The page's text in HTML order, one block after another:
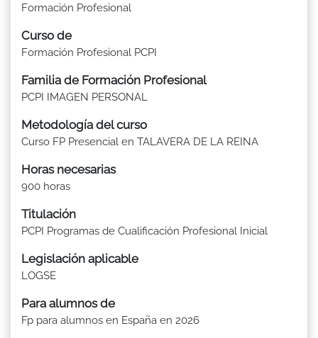
Formación Profesional
Curso de
Formación Profesional PCPI
Familia de Formación Profesional
PCPI IMAGEN PERSONAL
Metodología del curso
Curso FP Presencial en TALAVERA DE LA REINA
Horas necesarias
900 horas
Titulación
PCPI Programas de Cualificación Profesional Inicial
Legislación aplicable
LOGSE
Para alumnos de
Fp para alumnos en España en 2026